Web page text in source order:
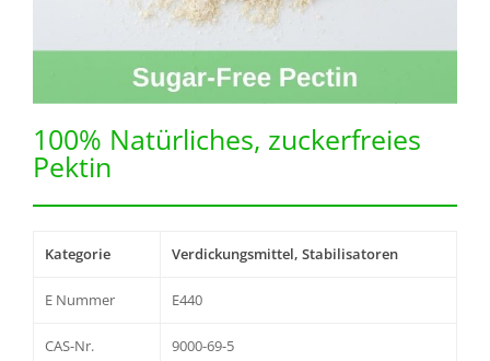
100% Natürliches, zuckerfreies
Pektin
Kategorie Verdickungsmittel, Stabilisatoren
E Nummer E440
CAS-Nr. 9000-69-5